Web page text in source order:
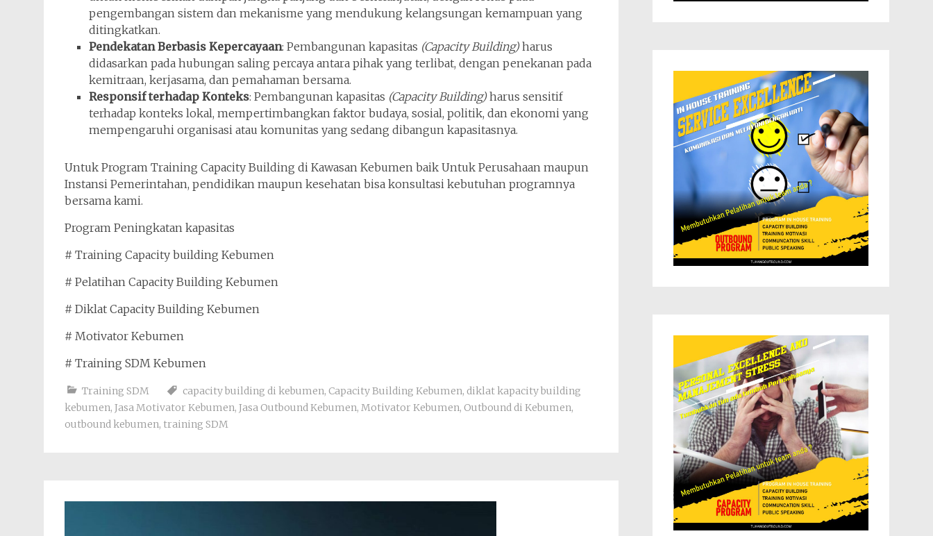
pengembangan sistem dan mekanisme yang mendukung kelangsungan kemampuan yang
ditingkatkan.
Pendekatan Berbasis Kepercayaan: Pembangunan kapasitas (Capacity Building)harus
didasarkan pada hubungan saling percaya antara pihak yang terlibat, dengan penekanan pada
kemitraan, kerjasama, dan pemahaman bersama.
Responsif terhadap Konteks: Pembangunan kapasitas (Capacity Building)harus sensitif
terhadap konteks lokal, mempertimbangkan faktor budaya, sosial, politik, dan ekonomi yang
mempengaruhi organisasi atau komunitas yang sedang dibangun kapasitasnya.
Untuk Program Training Capacity Building di Kawasan Kebumen baik Untuk Perusahaan maupun
Instansi Pemerintahan, pendidikan maupun kesehatan bisa konsultasi kebutuhan programnya
bersama kami.
Program Peningkatan kapasitas
# Training Capacity building Kebumen
# Pelatihan Capacity Building Kebumen
# Diklat Capacity Building Kebumen
# Motivator Kebumen
# Training SDM Kebumen
Training SDM capacity building di kebumen, Capacity Building Kebumen, diklat kapacity building
kebumen, Jasa Motivator Kebumen, Jasa Outbound Kebumen, Motivator Kebumen, Outbound di Kebumen,
outbound kebumen, training SDM